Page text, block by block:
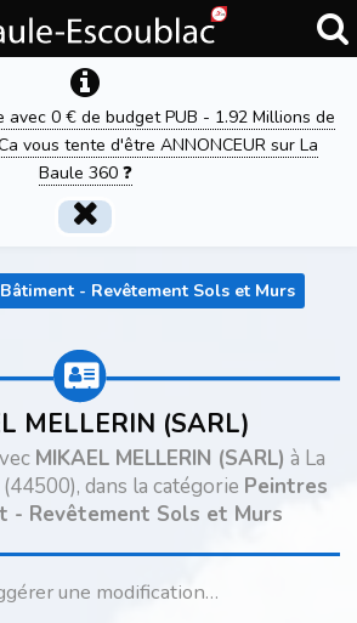
avec 0 € de budget PUB - 1.92 Millions de
vous tente d'être ANNONCEUR sur La
Baule 360 ❓
- Revêtement Sols et Murs
MELLERIN (SARL)
MIKAEL MELLERIN (SARL) à La
dans la catégorie Peintres
- Revêtement Sols et Murs
une modification…